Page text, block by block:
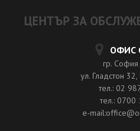
ЦЕНТЪР ЗА
ОФИС
гр. София
ул. Гладстон
тел.: 02
тел.: 0700
e-